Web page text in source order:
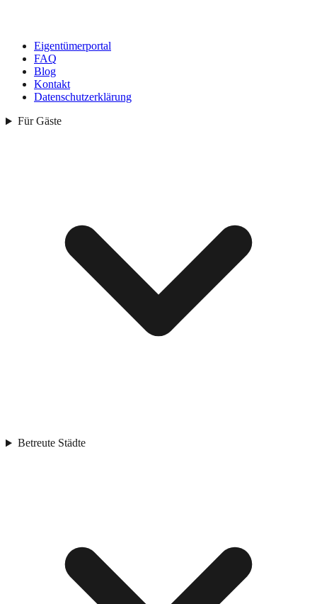
Eigentümerportal
FAQ
Blog
Kontakt
Datenschutzerklärung
Für Gäste
Betreute Städte